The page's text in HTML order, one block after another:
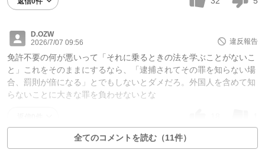
D.OZW
2026/7/07 09:56
違反報告
免許不要の何が悪いって「それに乗るときの法を学ぶことがないこ
と」これをそのままにするなら、「逮捕されてその罪を知らない場
合、罰則が倍になる」とでもしないとダメだろ。外国人を含めて知
らないことに大きな罪を負わせないとな
全てのコメントを読む（11件）